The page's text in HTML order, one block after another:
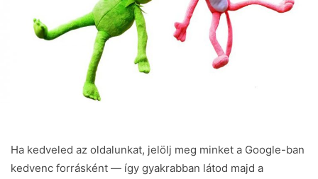
Ha kedveled az oldalunkat, jelölj meg minket a Google-ban
kedvenc forrásként — így gyakrabban látod majd a